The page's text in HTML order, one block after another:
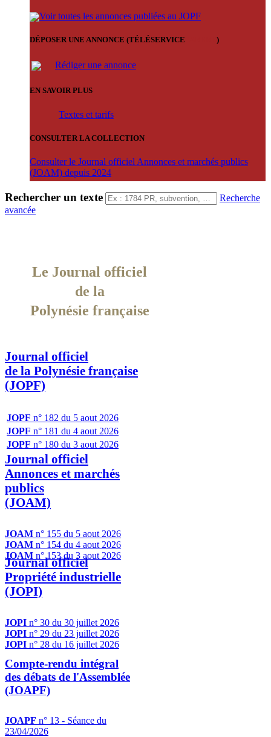
Voir toutes les annonces publiées au JOPF
DÉPOSER UNE ANNONCE (TÉLÉSERVICE )
Rédiger une annonce
EN SAVOIR PLUS
Textes et tarifs
CONSULTER LA COLLECTION
Consulter le Journal officiel Annonces et marchés publics
(JOAM) depuis 2024
Rechercher un texte
Recherche
avancée
Le Journal officiel
de la
Polynésie française
Journal officiel
de la Polynésie française
(JOPF)
JOPF n° 182 du 5 aout 2026
JOPF n° 181 du 4 aout 2026
JOPF n° 180 du 3 aout 2026
Journal officiel
Annonces et marchés
publics
(JOAM)
JOAM n° 155 du 5 aout 2026
JOAM n° 154 du 4 aout 2026
JOAM n° 153 du 3 aout 2026
Journal officiel
Propriété industrielle
(JOPI)
JOPI n° 30 du 30 juillet 2026
JOPI n° 29 du 23 juillet 2026
JOPI n° 28 du 16 juillet 2026
Compte-rendu intégral
des débats de l'Assemblée
(JOAPF)
JOAPF n° 13 - Séance du
23/04/2026